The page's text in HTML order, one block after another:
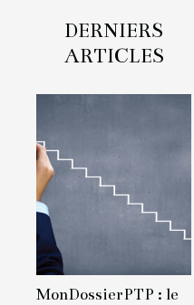
DERNIERS
ARTICLES
MonDossierPTP : le